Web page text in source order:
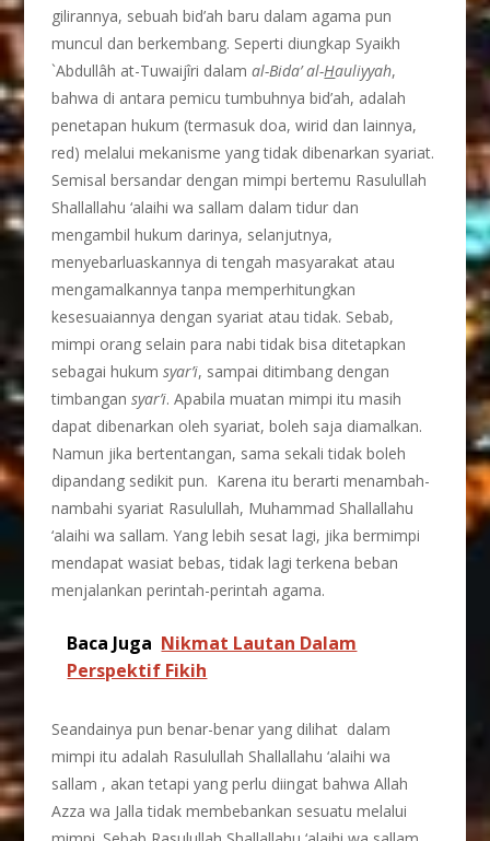
gilirannya, sebuah bid’ah baru dalam agama pun
muncul dan berkembang. Seperti diungkap Syaikh
`Abdullâh at-Tuwaijîri dalamal-Bida’ al-Hauliyyah,
bahwa di antara pemicu tumbuhnya bid’ah, adalah
penetapan hukum (termasuk doa, wirid dan lainnya,
red) melalui mekanisme yang tidak dibenarkan syariat.
Semisal bersandar dengan mimpi bertemu Rasulullah
Shallallahu ‘alaihi wa sallam dalam tidur dan
mengambil hukum darinya, selanjutnya,
menyebarluaskannya di tengah masyarakat atau
mengamalkannya tanpa memperhitungkan
kesesuaiannya dengan syariat atau tidak. Sebab,
mimpi orang selain para nabi tidak bisa ditetapkan
sebagai hukumsyar’i, sampai ditimbang dengan
timbangansyar’i. Apabila muatan mimpi itu masih
dapat dibenarkan oleh syariat, boleh saja diamalkan.
Namun jika bertentangan, sama sekali tidak boleh
dipandang sedikit pun. Karena itu berarti menambah-
nambahi syariat Rasulullah, Muhammad Shallallahu
‘alaihi wa sallam. Yang lebih sesat lagi, jika bermimpi
mendapat wasiat bebas, tidak lagi terkena beban
menjalankan perintah-perintah agama.
Baca Juga Nikmat Lautan Dalam
Perspektif Fikih
Seandainya pun benar-benar yang dilihat dalam
mimpi itu adalah Rasulullah Shallallahu ‘alaihi wa
sallam , akan tetapi yang perlu diingat bahwa Allah
Azza wa Jalla tidak membebankan sesuatu melalui